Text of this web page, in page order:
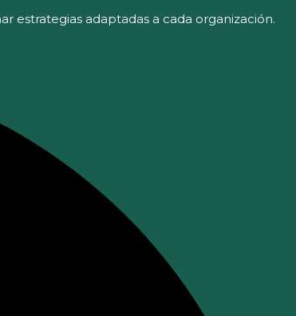
estrategias adaptadas a cada organización.